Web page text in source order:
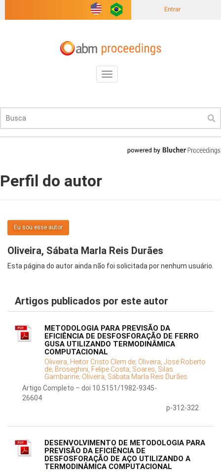
Entrar
Toggle
navigation
Perfil do autor
Eu sou esse autor
Oliveira, Sábata Marla Reis Durães
Esta página do autor ainda não foi solicitada por nenhum usuário.
Artigos publicados por este autor
METODOLOGIA PARA PREVISÃO DA
EFICIÊNCIA DE DESFOSFORAÇÃO DE FERRO
GUSA UTILIZANDO TERMODINÂMICA
COMPUTACIONAL
Oliveira, Heitor Cristo Clem de; Oliveira, José Roberto
de; Broseghini, Felipe Costa; Soares, Silas
Gambarine; Oliveira, Sábata Marla Reis Durães
Artigo Completo – doi 10.5151/1982-9345-
26604
p-312-322
DESENVOLVIMENTO DE METODOLOGIA PARA
PREVISÃO DA EFICIÊNCIA DE
DESFOSFORAÇÃO DE AÇO UTILIZANDO A
TERMODINÂMICA COMPUTACIONAL